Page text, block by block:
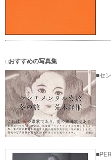
□おすすめの写真集
■セ